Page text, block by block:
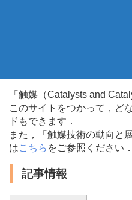
「触媒（Catalysts and
このサイトをつかって，ど
ドもできます．
また，「触媒技術の動向と
はこちら をご参照ください．
記事情報